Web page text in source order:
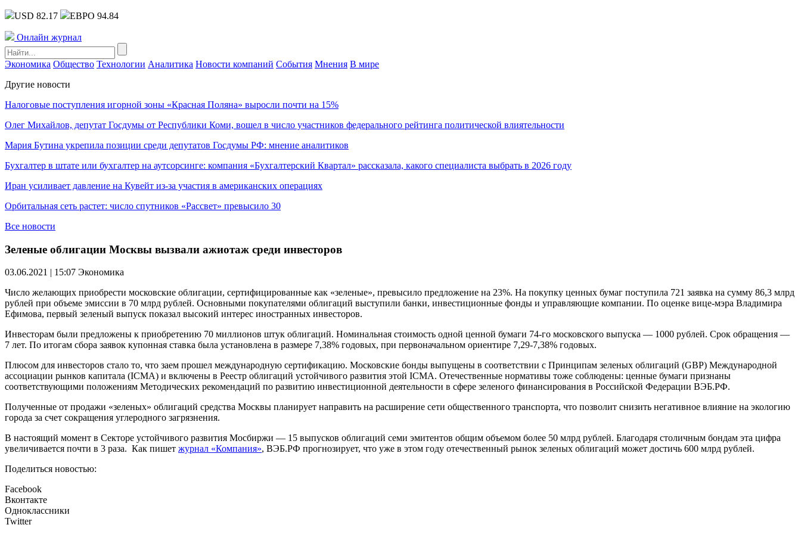
USD 82.17 ЕВРО 94.84
Онлайн журнал
Экономика Общество Технологии Аналитика Новости компаний События Мнения В мире
Другие новости
Налоговые поступления игорной зоны «Красная Поляна» выросли почти на 15%
Олег Михайлов, депутат Госдумы от Республики Коми, вошел в число участников федерального рейтинга политической влиятельности
Мария Бутина укрепила позиции среди депутатов Госдумы РФ: мнение аналитиков
Бухгалтер в штате или бухгалтер на аутсорсинге: компания «Бухгалтерский Квартал» рассказала, какого специалиста выбрать в 2026 году
Иран усиливает давление на Кувейт из-за участия в американских операциях
Орбитальная сеть растет: число спутников «Рассвет» превысило 30
Все новости
Зеленые облигации Москвы вызвали ажиотаж среди инвесторов
03.06.2021 | 15:07 Экономика
Число желающих приобрести московские облигации, сертифицированные как «зеленые», превысило предложение на 23%. На покупку ценных бумаг поступила 721 заявка на сумму 86,3 млрд
рублей при объеме эмиссии в 70 млрд рублей. Основными покупателями облигаций выступили банки, инвестиционные фонды и управляющие компании. По оценке вице-мэра Владимира
Ефимова, первый зеленый выпуск показал высокий интерес иностранных инвесторов.
Инвесторам были предложены к приобретению 70 миллионов штук облигаций. Номинальная стоимость одной ценной бумаги 74-го московского выпуска — 1000 рублей. Срок обращения —
7 лет. По итогам сбора заявок купонная ставка была установлена в размере 7,38% годовых, при первоначальном ориентире 7,29-7,38% годовых.
Плюсом для инвесторов стало то, что заем прошел международную сертификацию. Московские бонды выпущены в соответствии с Принципам зеленых облигаций (GBP) Международной
ассоциации рынков капитала (ICMA) и включены в Реестр облигаций устойчивого развития этой ICMA. Отечественные нормативы тоже соблюдены: ценные бумаги признаны
соответствующими положениям Методических рекомендаций по развитию инвестиционной деятельности в сфере зеленого финансирования в Российской Федерации ВЭБ.РФ.
Полученные от продажи «зеленых» облигаций средства Москвы планирует направить на расширение сети общественного транспорта, что позволит снизить негативное влияние на экологию
города за счет сокращения углеродного загрязнения.
В настоящий момент в Секторе устойчивого развития Мосбиржи — 15 выпусков облигаций семи эмитентов общим объемом более 50 млрд рублей. Благодаря столичным бондам эта цифра
увеличивается почти в 3 раза. Как пишет журнал «Компания», ВЭБ.РФ прогнозирует, что уже в этом году отечественный рынок зеленых облигаций может достичь 600 млрд рублей.
Поделиться новостью:
Facebook
Вконтакте
Одноклассники
Twitter